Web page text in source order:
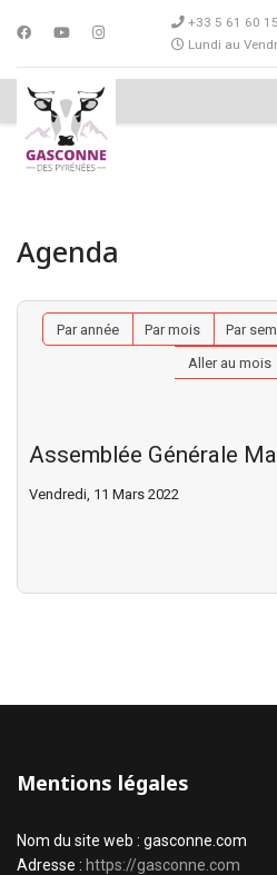
+33 5 61 60
Lundi au
Agenda
Par année Par mois Par
Aller au mois
Assemblée Générale
Vendredi, 11 Mars 2022
Mentions légales
Nom du site web : gasconne.com
Adresse : https://gasconne.com